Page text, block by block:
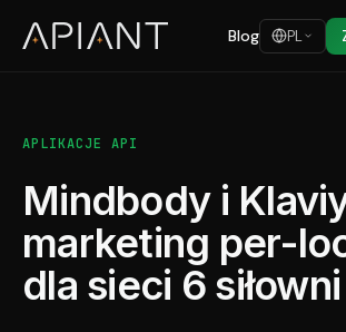
Blog PL
APLIKACJE API
Mindbody i
marketing per-
dla sieci 6 siłowni